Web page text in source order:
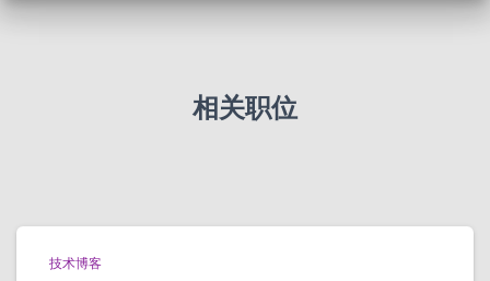
相关职位
技术博客